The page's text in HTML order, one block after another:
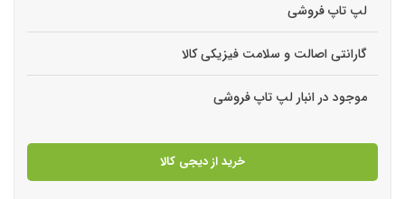
لپ تاپ فروشی
گارانتی اصالت و سلامت فیزیکی کالا
موجود در انبار لپ تاپ فروشی
خرید از دیجی کالا